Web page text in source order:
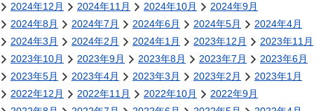
2024年12月
2024年11月 2024年10月
2024年9月
2024年8月
2024年7月 2024年6月 2024年5月
2024年4月
2024年3月
2024年2月 2024年1月 2023年12月
2023年11月
2023年10月
2023年9月 2023年8月 2023年7月
2023年6月
2023年5月
2023年4月 2023年3月 2023年2月
2023年1月
2022年12月
2022年11月 2022年10月
2022年9月